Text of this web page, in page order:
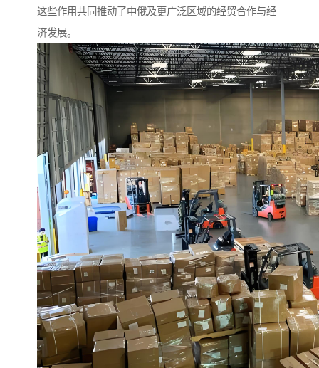
这些作用共同推动了中俄及更广泛区域的经贸合作与经
济发展。